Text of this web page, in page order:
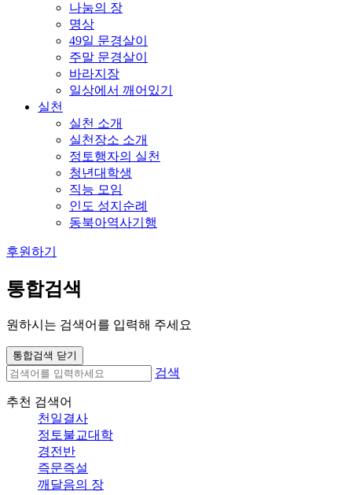
나눔의 장
명상
49일 문경살이
주말 문경살이
바라지장
일상에서 깨어있기
실천
실천 소개
실천장소 소개
정토행자의 실천
청년대학생
직능 모임
인도 성지순례
동북아역사기행
후원하기
통합검색
원하시는 검색어를 입력해 주세요
통합검색 닫기
검색
추천 검색어
천일결사
정토불교대학
경전반
즉문즉설
깨달음의 장